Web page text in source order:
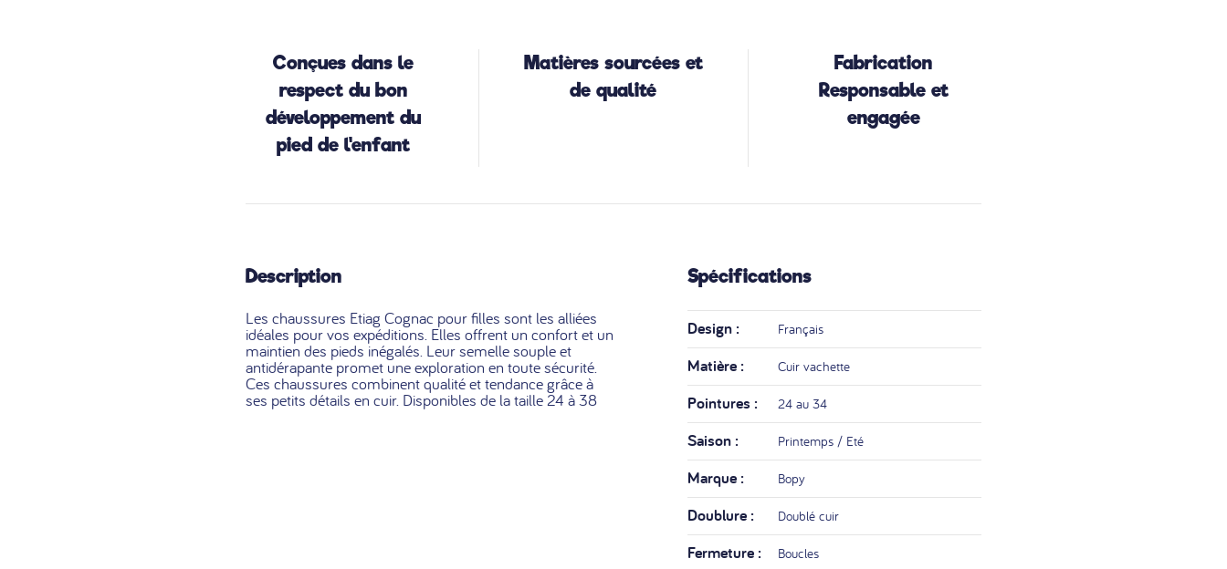
Conçues dans le
respect du bon
développement du
pied de l'enfant
Matières sourcées et
de qualité
Fabrication
Responsable et
engagée
Description
Les chaussures Etiag Cognac pour filles sont les alliées
idéales pour vos expéditions. Elles offrent un confort et un
maintien des pieds inégalés. Leur semelle souple et
antidérapante promet une exploration en toute sécurité.
Ces chaussures combinent qualité et tendance grâce à
ses petits détails en cuir. Disponibles de la taille 24 à 38
Spécifications
Design : Français
Matière : Cuir vachette
Pointures : 24 au 34
Saison : Printemps / Eté
Marque : Bopy
Doublure : Doublé cuir
Fermeture : Boucles